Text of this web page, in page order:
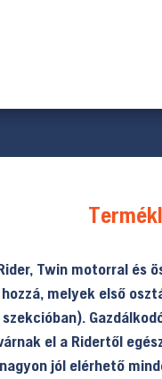
Twin motorral és
melyek első
szekcióban).
el a Ridertől
jól elérhető